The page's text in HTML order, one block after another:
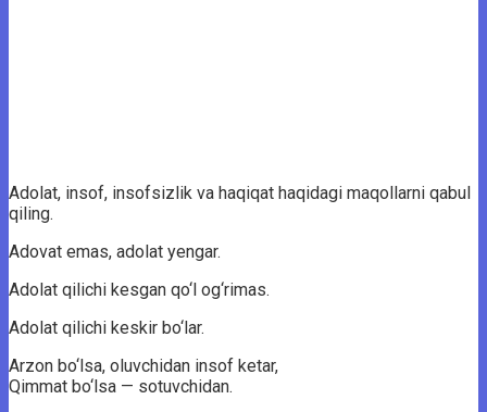
Adolat, insof, insofsizlik va haqiqat haqidagi maqollarni qabul
qiling.
Adovat emas, adolat yengar.
Adolat qilichi kesgan qo‘l og‘rimas.
Adolat qilichi keskir bo‘lar.
Arzon bo‘lsa, oluvchidan insof ketar,
Qimmat bo‘lsa — sotuvchidan.